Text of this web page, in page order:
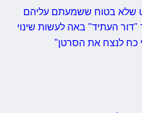
שלא בטוח ששמעתם עליהם
"דור העתיד" באה לעשות שינוי
כח לנצח את הסרטן"